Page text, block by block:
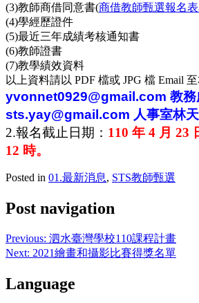
(3)教師商借同意書(商借教師甄選報名
(4)學經歷證件
(5)最近三年成績考核通知書
(6)教師證書
(7)教學績效資料
以上資料請以 PDF 檔或 JPG 檔 Email
yvonnet0929@gmail.com 教務
sts.yay@gmail.com 人事室林
2.報名截止日期： 110 年 4 月 23
12 時。
Posted in 01.最新消息, STS教師甄選
Post navigation
Previous: 泗水臺灣學校110課程計畫
Next: 2021繪畫和攝影比賽得獎名單
Language